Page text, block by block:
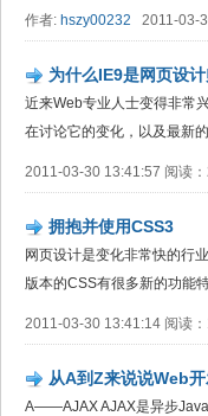
作者: hszy00232 2011-03-
为什么IE9是网页设
近来Web专业人士变得非常
在讨论它的变化，以及最新
2011-03-30 13:41:57 阅读：
拥抱并使用CSS3
网页设计是变化非常快的行
版本的CSS有很多新的功能
2011-03-30 13:41:14 阅读：
从A到Z来说说Web
A——AJAX AJAX是异步